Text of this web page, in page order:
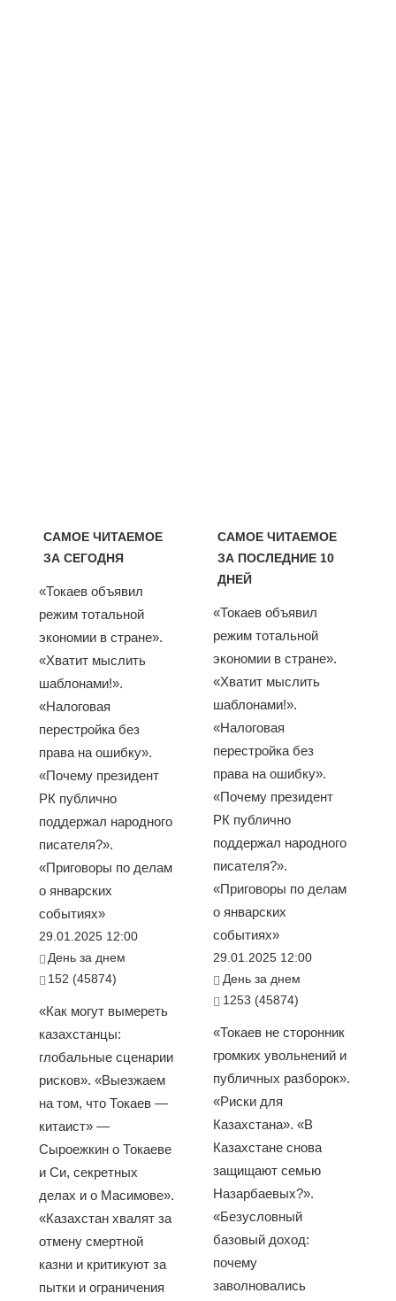
САМОЕ ЧИТАЕМОЕ
ЗА СЕГОДНЯ
«Токаев объявил
режим тотальной
экономии в стране».
«Хватит мыслить
шаблонами!».
«Налоговая
перестройка без
права на ошибку».
«Почему президент
РК публично
поддержал народного
писателя?».
«Приговоры по делам
о январских
событиях»
29.01.2025 12:00
День за днем
152 (45874)
«Как могут вымереть
казахстанцы:
глобальные сценарии
рисков». «Выезжаем
на том, что Токаев —
китаист» —
Сыроежкин о Токаеве
и Си, секретных
делах и о Масимове».
«Казахстан хвалят за
отмену смертной
казни и критикуют за
пытки и ограничения
САМОЕ ЧИТАЕМОЕ
ЗА ПОСЛЕДНИЕ 10
ДНЕЙ
«Токаев объявил
режим тотальной
экономии в стране».
«Хватит мыслить
шаблонами!».
«Налоговая
перестройка без
права на ошибку».
«Почему президент
РК публично
поддержал народного
писателя?».
«Приговоры по делам
о январских
событиях»
29.01.2025 12:00
День за днем
1253 (45874)
«Токаев не сторонник
громких увольнений и
публичных разборок».
«Риски для
Казахстана». «В
Казахстане снова
защищают семью
Назарбаевых?».
«Безусловный
базовый доход:
почему
заволновались